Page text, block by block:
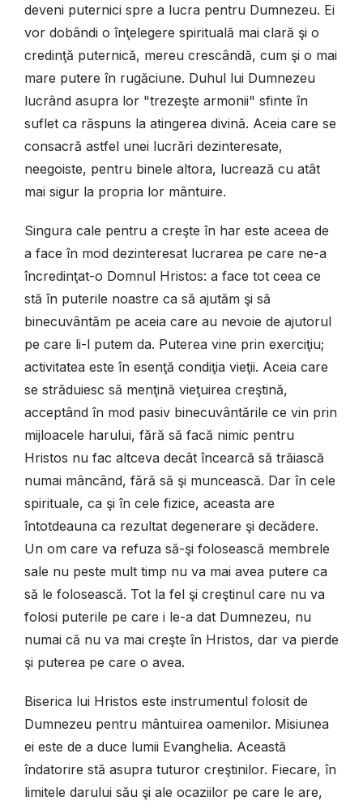
deveni puternici spre a lucra pentru Dumnezeu. Ei
vor dobândi o înţelegere spirituală mai clară şi o
credinţă puternică, mereu crescândă, cum şi o mai
mare putere în rugăciune. Duhul lui Dumnezeu
lucrând asupra lor "trezeşte armonii" sfinte în
suflet ca răspuns la atingerea divină. Aceia care se
consacră astfel unei lucrări dezinteresate,
neegoiste, pentru binele altora, lucrează cu atât
mai sigur la propria lor mântuire.
Singura cale pentru a creşte în har este aceea de
a face în mod dezinteresat lucrarea pe care ne-a
încredinţat-o Domnul Hristos: a face tot ceea ce
stă în puterile noastre ca să ajutăm şi să
binecuvântăm pe aceia care au nevoie de ajutorul
pe care li-l putem da. Puterea vine prin exerciţiu;
activitatea este în esenţă condiţia vieţii. Aceia care
se străduiesc să menţină vieţuirea creştină,
acceptând în mod pasiv binecuvântările ce vin prin
mijloacele harului, fără să facă nimic pentru
Hristos nu fac altceva decât încearcă să trăiască
numai mâncând, fără să şi muncească. Dar în cele
spirituale, ca şi în cele fizice, aceasta are
întotdeauna ca rezultat degenerare şi decădere.
Un om care va refuza să-şi folosească membrele
sale nu peste mult timp nu va mai avea putere ca
să le folosească. Tot la fel şi creştinul care nu va
folosi puterile pe care i le-a dat Dumnezeu, nu
numai că nu va mai creşte în Hristos, dar va pierde
şi puterea pe care o avea.
Biserica lui Hristos este instrumentul folosit de
Dumnezeu pentru mântuirea oamenilor. Misiunea
ei este de a duce lumii Evanghelia. Această
îndatorire stă asupra tuturor creştinilor. Fiecare, în
limitele darului său şi ale ocaziilor pe care le are,